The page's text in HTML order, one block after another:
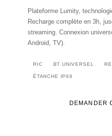
Plateforme Lumity,
Recharge complète en 3h,
streaming. Connexion
Android, TV).
RIC BT UNIVERSEL
ÉTANCHE IP68
DEMANDER